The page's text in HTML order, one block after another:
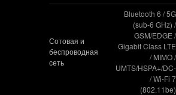
Сотовая и
беспроводная
сеть
Bluetooth 6 / 5G
(sub‑6 GHz) /
GSM/EDGE /
Gigabit Class LTE
/ MIMO /
UMTS/HSPA+/
/ Wi‑Fi 7
(802.11be)